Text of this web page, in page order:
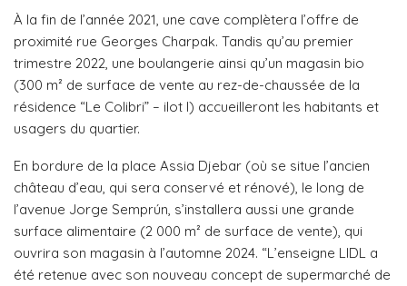
À la fin de l’année 2021, une cave complètera l’offre de
proximité rue Georges Charpak. Tandis qu’au premier
trimestre 2022, une boulangerie ainsi qu’un magasin bio
(300 m² de surface de vente au rez-de-chaussée de la
résidence “Le Colibri” – ilot I) accueilleront les habitants et
usagers du quartier.
En bordure de la place Assia Djebar (où se situe l’ancien
château d’eau, qui sera conservé et rénové), le long de
l’avenue Jorge Semprún, s’installera aussi une grande
surface alimentaire (2 000 m² de surface de vente), qui
ouvrira son magasin à l’automne 2024. “L’enseigne LIDL a
été retenue avec son nouveau concept de supermarché de